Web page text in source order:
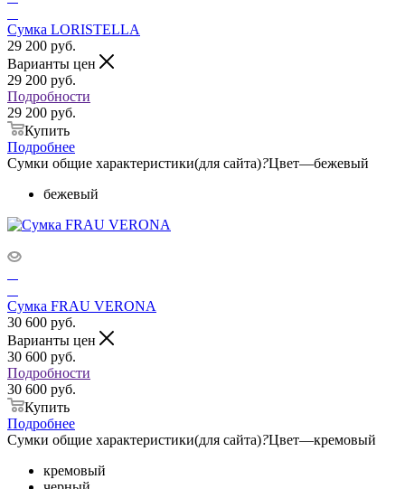
Сумка LORISTELLA
29 200 руб.
Варианты цен
29 200 руб.
Подробности
29 200 руб.
Купить
Подробнее
Сумки общие характеристики(для сайта)?Цвет—бежевый
бежевый
Сумка FRAU VERONA
30 600 руб.
Варианты цен
30 600 руб.
Подробности
30 600 руб.
Купить
Подробнее
Сумки общие характеристики(для сайта)?Цвет—кремовый
кремовый